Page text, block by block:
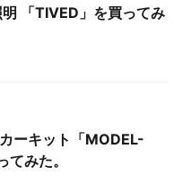
「TIVED」を買ってみ
ーキット「MODEL-
みた。